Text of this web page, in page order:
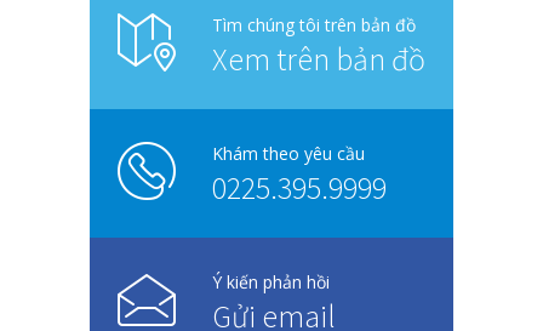
Tìm chúng tôi trên bản đồ
Xem trên bản đồ
Khám theo yêu cầu
0225.395.9999
Ý kiến phản hồi
Gửi email